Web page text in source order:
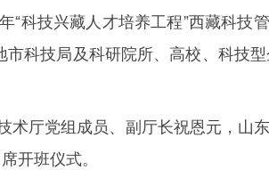
技兴藏人才培养工程”西藏科技
科技局及科研院所、高校、科技
厅党组成员、副厅长祝恩元，山东
开班仪式。